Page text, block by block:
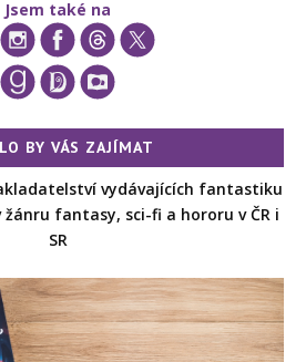
Jsem také na
BY VÁS ZAJÍMAT
vydávajících fantastiku
fantasy, sci-fi a hororu v ČR i
SR